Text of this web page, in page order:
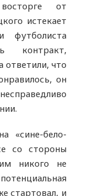
от
истекает
футболиста
контракт,
ответили, что
он
«сине-бело-
со стороны
никого не
стартовал, и